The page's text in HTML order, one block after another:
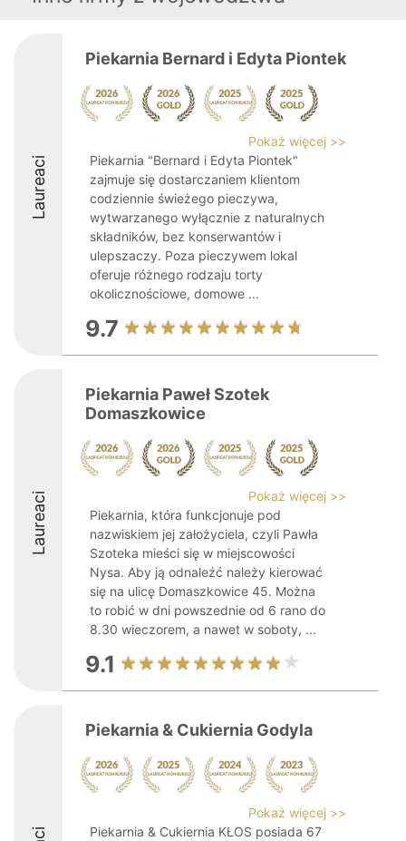
Laureaci
Piekarnia Bernard i Edyta Piontek
Pokaż więcej >>
Piekarnia "Bernard i Edyta Piontek"
zajmuje się dostarczaniem klientom
codziennie świeżego pieczywa,
wytwarzanego wyłącznie z naturalnych
składników, bez konserwantów i
ulepszaczy. Poza pieczywem lokal
oferuje różnego rodzaju torty
okolicznościowe, domowe ...
9.7
Laureaci
Piekarnia Paweł Szotek
Domaszkowice
Pokaż więcej >>
Piekarnia, która funkcjonuje pod
nazwiskiem jej założyciela, czyli Pawła
Szoteka mieści się w miejscowości
Nysa. Aby ją odnaleźć należy kierować
się na ulicę Domaszkowice 45. Można
to robić w dni powszednie od 6 rano do
8.30 wieczorem, a nawet w soboty, ...
9.1
Piekarnia & Cukiernia Godyla
Pokaż więcej >>
Piekarnia & Cukiernia KŁOS posiada 67